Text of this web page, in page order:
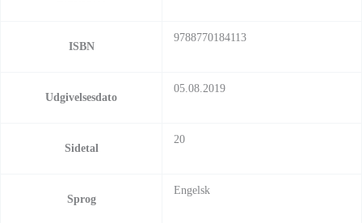
ISBN
9788770184113
Udgivelsesdato
05.08.2019
Sidetal
20
Sprog
Engelsk